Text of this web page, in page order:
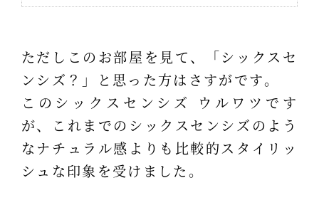
ただしこのお部屋を見て、「シックスセ
ンシズ？」と思った方はさすがです。
このシックスセンシズ ウルワツです
が、これまでのシックスセンシズのよう
なナチュラル感よりも比較的スタイリッ
シュな印象を受けました。